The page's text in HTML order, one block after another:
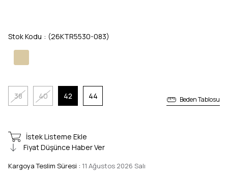
Stok Kodu (26KTR5530-083)
38 40 42 44 Beden Tablosu
İstek Listeme Ekle
Fiyat Düşünce Haber Ver
Kargoya Teslim Süresi : 11 Ağustos 2026 Salı